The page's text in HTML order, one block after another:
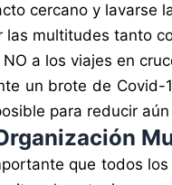
cercano y lavarse
las multitudes tanto
NO a los viajes en
un brote de
para reducir
que todos